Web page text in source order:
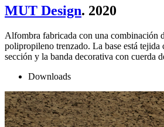
MUT Design. 2020
Alfombra fabricada con una combinación
polipropileno trenzado. La base está tejida
sección y la banda decorativa con cuerda
Downloads